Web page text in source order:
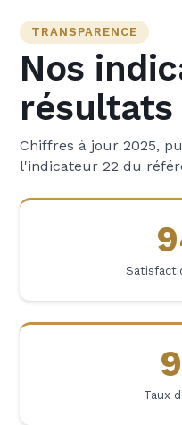
TRANSPARENCE
Nos
résultats
Chiffres à jour 2025,
l'indicateur 22 du
Taux